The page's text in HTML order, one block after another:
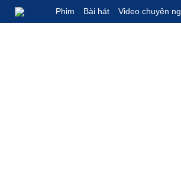
Phim Bài hát Video chuyên